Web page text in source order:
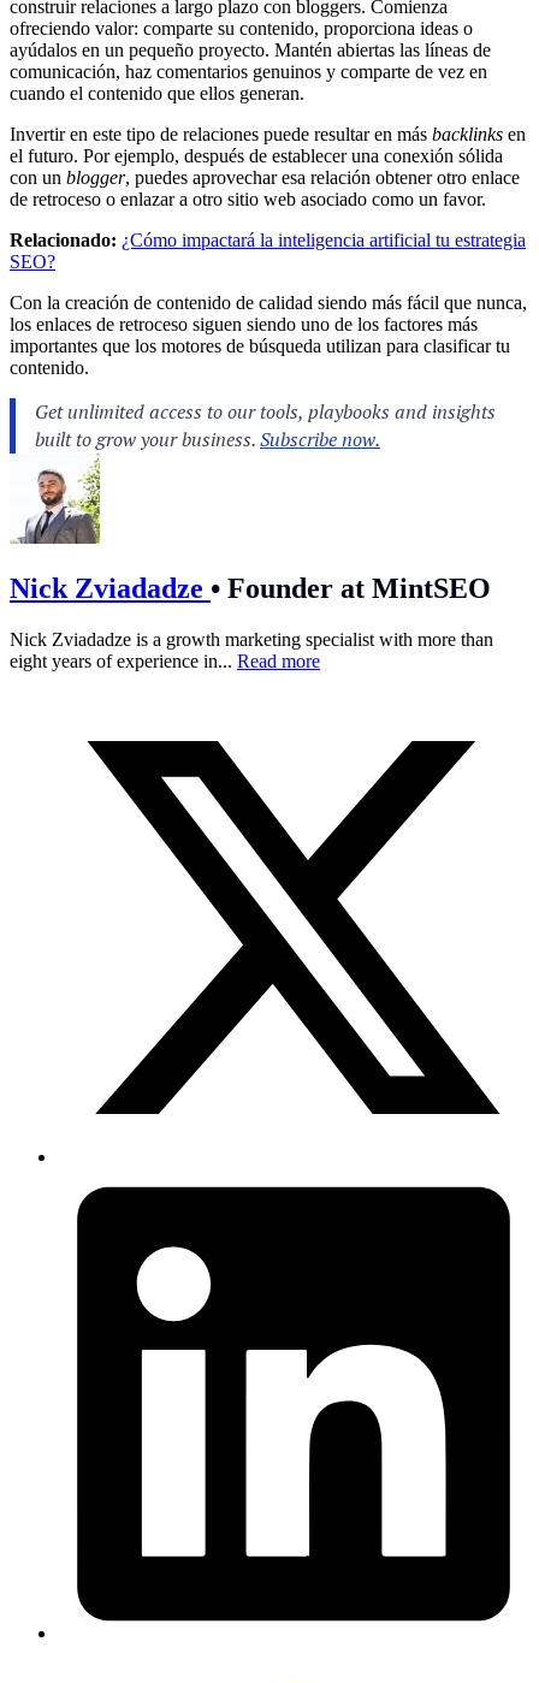
construir relaciones a largo plazo con bloggers. Comienza
ofreciendo valor: comparte su contenido, proporciona ideas o
ayúdalos en un pequeño proyecto. Mantén abiertas las líneas de
comunicación, haz comentarios genuinos y comparte de vez en
cuando el contenido que ellos generan.
Invertir en este tipo de relaciones puede resultar en más backlinks en
el futuro. Por ejemplo, después de establecer una conexión sólida
con un blogger, puedes aprovechar esa relación obtener otro enlace
de retroceso o enlazar a otro sitio web asociado como un favor.
Relacionado: ¿Cómo impactará la inteligencia artificial tu estrategia
SEO?
Con la creación de contenido de calidad siendo más fácil que nunca,
los enlaces de retroceso siguen siendo uno de los factores más
importantes que los motores de búsqueda utilizan para clasificar tu
contenido.
Nick Zviadadze • Founder at MintSEO
Nick Zviadadze is a growth marketing specialist with more than
eight years of experience in... Read more